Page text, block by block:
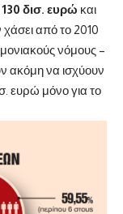
130 δισ. ευρώ και
από το 2010
νόμους –
ακόμη να ισχύουν
ευρώ μόνο για το